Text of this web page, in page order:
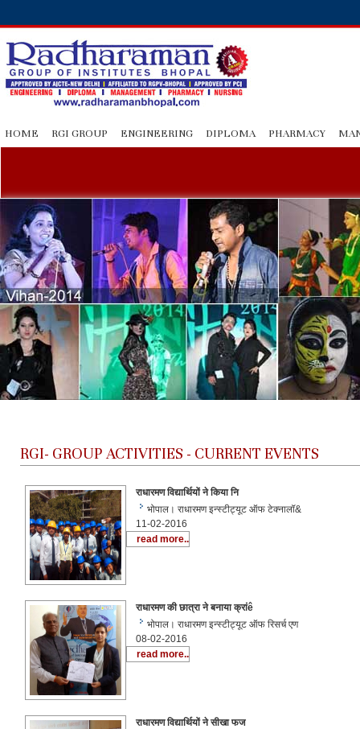
HOME RGI GROUP ENGINEERING DIPLOMA PHARMACY
RGI- GROUP ACTIVITIES - CURRENT EVENTS
राधारमण विद्यार्थियों ने किया नि
भोपाल। राधारमण इन्स्टीट्यूट ऑफ टेक्नालॉ&
11-02-2016
read more..
राधारमण की छात्रा ने बनाया क्रांê
भोपाल। राधारमण इन्स्टीट्यूट ऑफ रिसर्च एण
08-02-2016
read more..
राधारमण विद्यार्थियों ने सीखा फज